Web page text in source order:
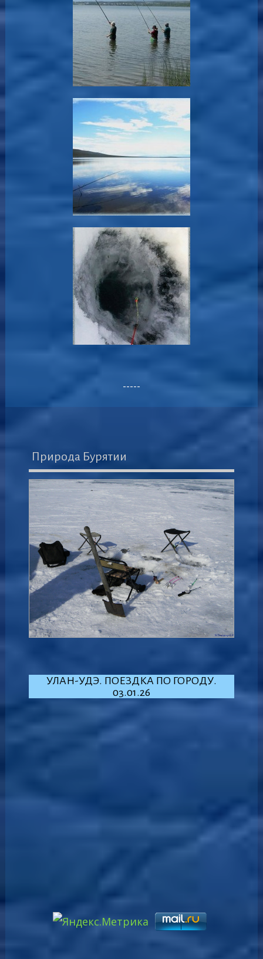
-----
Природа Бурятии
УЛАН-УДЭ. ПОЕЗДКА ПО ГОРОДУ.
03.01.26